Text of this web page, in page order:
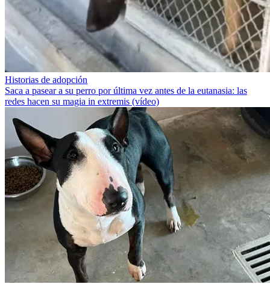
Historias de adopción
Saca a pasear a su perro por última vez antes de la eutanasia: las
redes hacen su magia in extremis (vídeo)